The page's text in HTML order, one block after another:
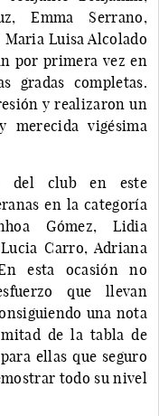
Emma Serrano,
Luisa Alcolado
por primera vez en
gradas completas.
y realizaron un
merecida vigésima
del club en este
en la categoría
Gómez, Lidia
Carro, Adriana
esta ocasión no
que llevan
una nota
de la tabla de
ellas que seguro
todo su nivel